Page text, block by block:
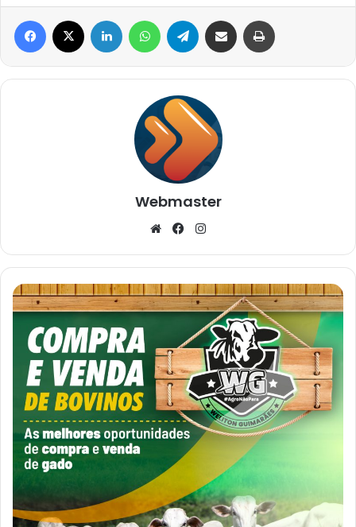
Facebook Linkedin WhatsAppTelegram Compartilhar via e-mail
Webmaster
WebsiteFacebook